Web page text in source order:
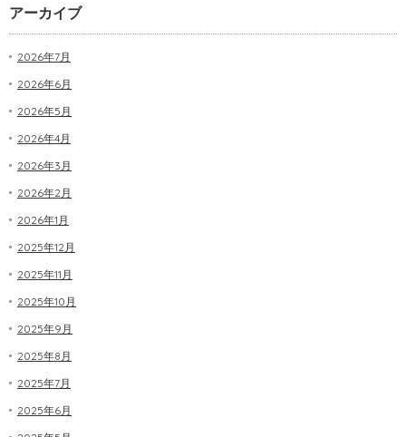
アーカイブ
2026年7月
2026年6月
2026年5月
2026年4月
2026年3月
2026年2月
2026年1月
2025年12月
2025年11月
2025年10月
2025年9月
2025年8月
2025年7月
2025年6月